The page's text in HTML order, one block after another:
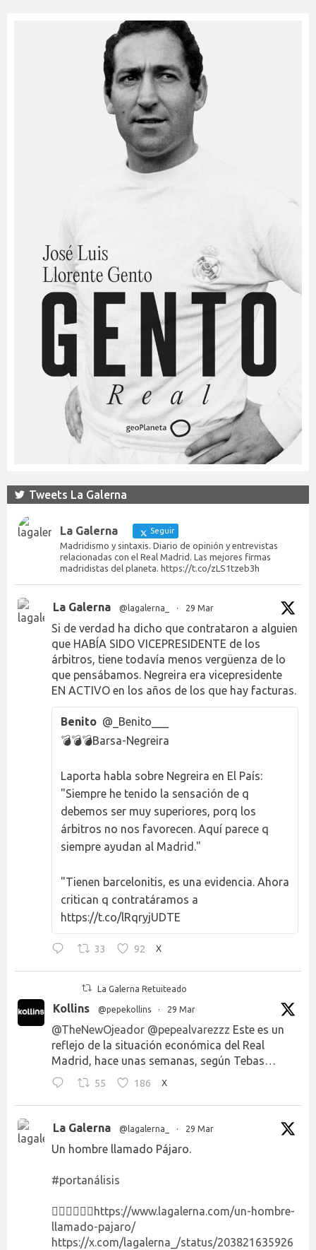
Tweets La Galerna
La Galerna Seguir
Madridismo y sintaxis. Diario de opinión y entrevistas
relacionadas con el Real Madrid. Las mejores firmas
madridistas del planeta. https://t.co/zLS1tzeb3h
La Galerna @lagalerna_ · 29 Mar
Si de verdad ha dicho que contrataron a alguien
que HABÍA SIDO VICEPRESIDENTE de los
árbitros, tiene todavía menos vergüenza de lo
que pensábamos. Negreira era vicepresidente
EN ACTIVO en los años de los que hay facturas.
Benito @_Benito___
💣💣💣Barsa-Negreira
Laporta habla sobre Negreira en El País:
"Siempre he tenido la sensación de q
debemos ser muy superiores, porq los
árbitros no nos favorecen. Aquí parece q
siempre ayudan al Madrid."
"Tienen barcelonitis, es una evidencia. Ahora
critican q contratáramos a
https://t.co/lRqryjUDTE
33 92 X
La Galerna Retuiteado
Kollins @pepekollins · 29 Mar
@TheNewOjeador @pepealvarezzz Este es un
reflejo de la situación económica del Real
Madrid, hace unas semanas, según Tebas…
55 186 X
La Galerna @lagalerna_ · 29 Mar
Un hombre llamado Pájaro.
#portanálisis
👉🏻👉🏻👉🏻 https://www.lagalerna.com/un-hombre-
llamado-pajaro/
https://x.com/lagalerna_/status/203821635926